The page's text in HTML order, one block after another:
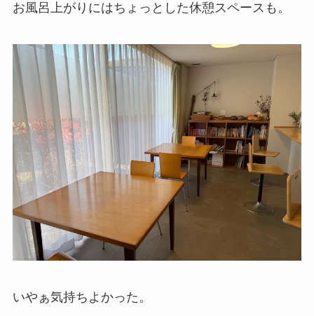
お風呂上がりにはちょっとした休憩スペースも。
いやぁ気持ちよかった。